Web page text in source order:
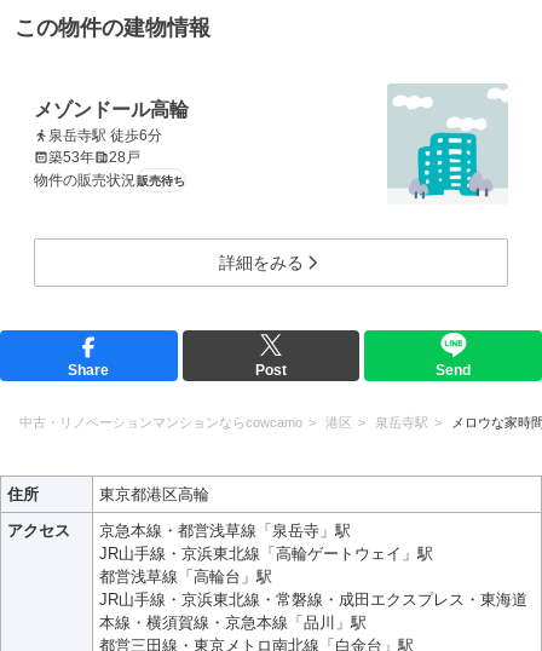
この物件の建物情報
メゾンドール高輪
泉岳寺駅 徒歩6分
築53年
28戸
物件の販売状況販売待ち
詳細をみる
Share Post Send
中古・リノベーションマンションならcowcamo 港区 泉岳寺駅 メロウな家時
住所
東京都港区高輪
アクセス
京急本線・都営浅草線「泉岳寺」駅
JR山手線・京浜東北線「高輪ゲートウェイ」駅
都営浅草線「高輪台」駅
JR山手線・京浜東北線・常磐線・成田エクスプレス・東海道
本線・横須賀線・京急本線「品川」駅
都営三田線・東京メトロ南北線「白金台」駅